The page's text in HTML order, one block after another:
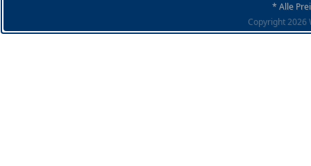
* Alle
Copyright 2026